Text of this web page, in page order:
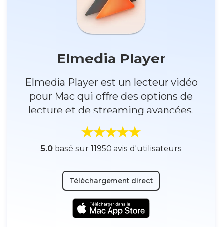
Elmedia Player
Elmedia Player est un lecteur vidéo
pour Mac qui offre des options de
lecture et de streaming avancées.
5.0 basé sur 11950 avis d'utilisateurs
Téléchargement direct